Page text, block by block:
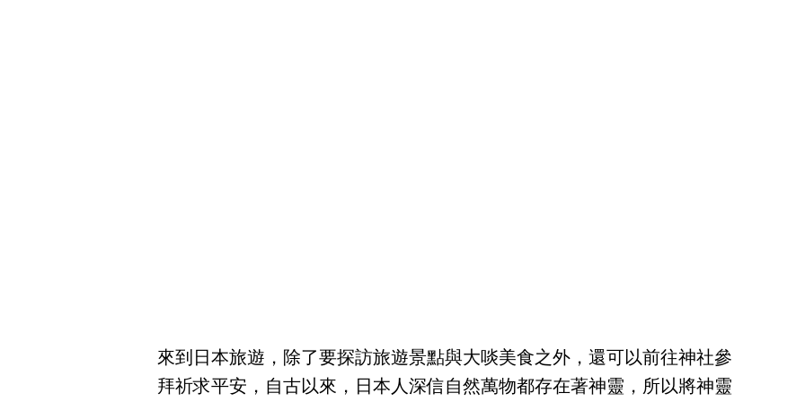
來到日本旅遊，除了要探訪旅遊景點與大啖美食之外，還可以前往神社參
拜祈求平安，自古以來，日本人深信自然萬物都存在著神靈，所以將神靈